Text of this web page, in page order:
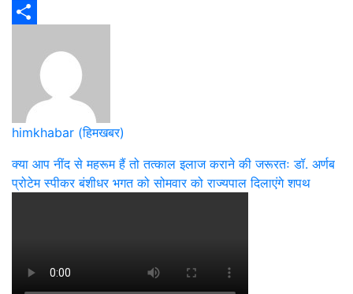
himkhabar (हिमखबर)
Post
navigation
क्या आप नींद से महरूम हैं तो तत्काल इलाज कराने की जरूरतः डॉ. अर्णब
प्रोटेम स्पीकर बंशीधर भगत को सोमवार को राज्यपाल दिलाएंगे शपथ